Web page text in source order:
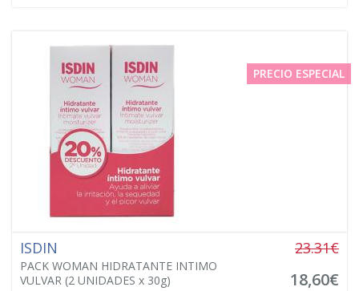
PRECIO ESPECIAL
ISDIN
PACK WOMAN HIDRATANTE INTIMO
VULVAR (2 UNIDADES x 30g)
23.31€
18,60€